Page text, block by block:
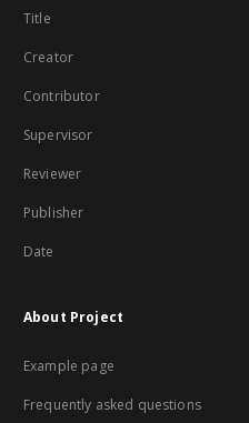
Title
Creator
Contributor
Supervisor
Reviewer
Publisher
Date
About Project
Example page
Frequently asked questions